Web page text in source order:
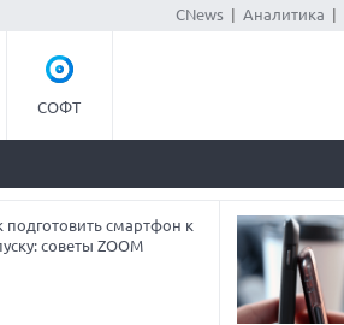
CNews| Аналитика
СОФТ
подготовить смартфон к
советы ZOOM